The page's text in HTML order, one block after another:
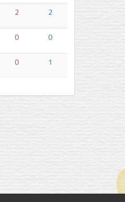
2 2
0 0
0 1